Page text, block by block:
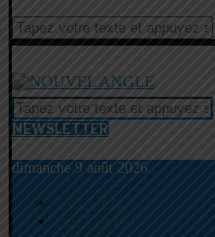
NEWSLETTER
dimanche 9 août 2026